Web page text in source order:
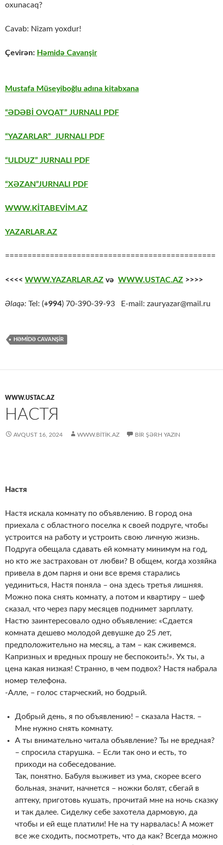
oxunacaq?
Cavab: Nizam yoxdur!
Çevirən: Həmidə Cavanşir
Mustafa Müseyiboğlu adına kitabxana
“ƏDƏBİ OVQAT” JURNALI PDF
“YAZARLAR” JURNALI PDF
“ULDUZ” JURNALI PDF
“XƏZAN”JURNALI PDF
WWW.KİTABEVİM.AZ
YAZARLAR.AZ
===============================================
<<<< WWW.YAZARLAR.AZ və WWW.USTAC.AZ >>>>
Əlaqə: Tel: (+994) 70-390-39-93 E-mail: zauryazar@mail.ru
HƏMIDƏ CAVANŞIR
WWW.USTAC.AZ
НАСТЯ
AVQUST 16, 2024 WWW.BITIK.AZ BIR ŞƏRH YAZIN
Настя
Настя искала комнату по объявлению. В город она
приехала с областного поселка к своей подруге, чтобы
устроится на работу и устроить свою личную жизнь.
Подруга обещала сдавать ей комнату минимум на год,
но кто же застрахован от любви? В общем, когда хозяйка
привела в дом парня и они все время старались
уединиться, Настя поняла – она здесь третья лишняя.
Можно пока снять комнату, а потом и квартиру – шеф
сказал, что через пару месяцев поднимет зарплату.
Настю заинтересовало одно объявление: «Сдается
комната дешево молодой девушке до 25 лет,
предположительно на месяц, а там – как сживемся.
Капризных и вредных прошу не беспокоить!». Ух ты, а
цена какая низкая! Странно, в чем подвох? Настя набрала
номер телефона.
-Алле, – голос старческий, но бодрый.
Добрый день, я по объявлению! – сказала Настя. –
Мне нужно снять комнату.
А ты внимательно читала объявление? Ты не вредная?
– спросила старушка. – Если так оно и есть, то
приходи на собеседование.
Так, понятно. Бабуля выживет из ума, скорее всего
больная, значит, начнется – ножки болят, сбегай в
аптеку, приготовь кушать, прочитай мне на ночь сказку
и так далее. Сиделку себе захотела дармовую, да
чтобы и ей еще платили! Не на ту нарвалась! А может
все же сходить, посмотреть, что да как? Всегда можно